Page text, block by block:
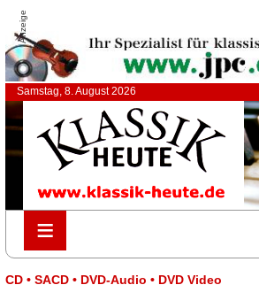
Anzeige
Samstag, 8. August 2026
≡
≡
CD • SACD • DVD-Audio • DVD Video